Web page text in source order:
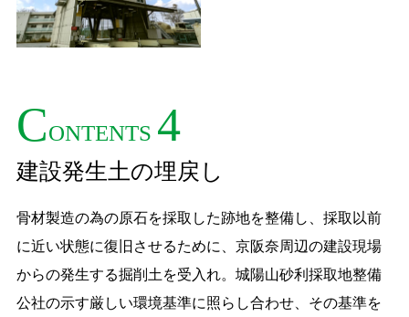
CONTENTS 4
建設発生土の埋戻し
骨材製造の為の原石を採取した跡地を整備し、採取以前
に近い状態に復旧させるために、京阪奈周辺の建設現場
からの発生する掘削土を受入れ。城陽山砂利採取地整備
公社の示す厳しい環境基準に照らし合わせ、その基準を